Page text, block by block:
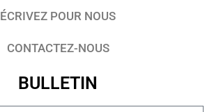
ÉCRIVEZ POUR NOUS
CONTACTEZ-NOUS
BULLETIN